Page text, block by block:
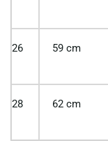
26 59 cm
28 62 cm